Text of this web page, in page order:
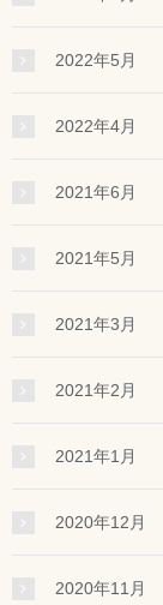
2022年5月
2022年4月
2021年6月
2021年5月
2021年3月
2021年2月
2021年1月
2020年12月
2020年11月